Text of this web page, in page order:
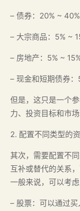
– 债券：20% ~ 40%
– 大宗商品：5% ~
– 房地产：5% ~
– 现金和短期债券：
但是，这只是一个
力、投资目标和市
2. 配置不同类型的
其次，需要配置不
互补或替代的关系
一般来说，可以考虑
– 股票：可以通过